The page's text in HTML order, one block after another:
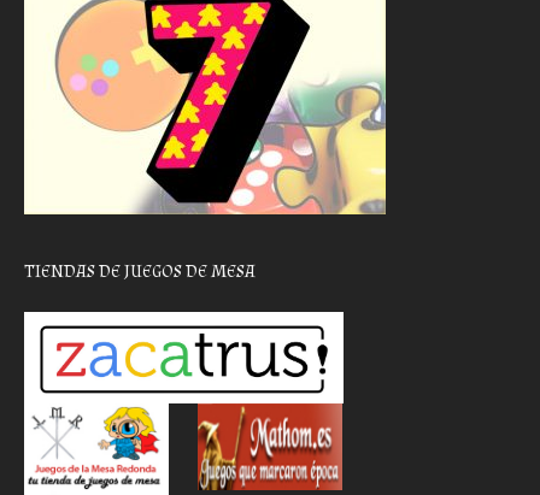
TIENDAS DE JUEGOS DE MESA